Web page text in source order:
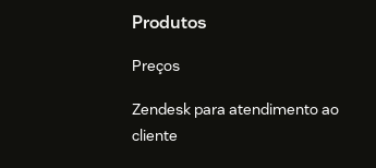
FooterProdutos
Preços
Zendesk para atendimento ao
cliente